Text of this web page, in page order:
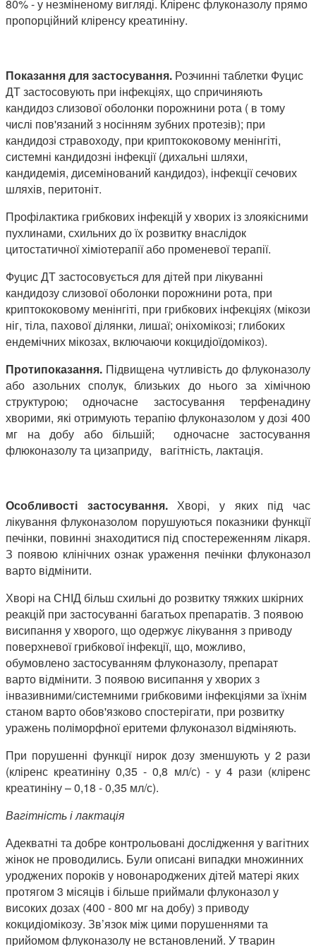
80% - у незміненому вигляді. Кліренс флуконазолу прямо
пропорційний кліренсу креатиніну.
Показання для застосування. Розчинні таблетки Фуцис
ДТ застосовують при інфекціях, що спричиняють
кандидоз слизової оболонки порожнини рота ( в тому
числі пов'язаний з носінням зубних протезів); при
кандидозі стравоходу, при криптококовому менінгіті,
системні кандидозні інфекції (дихальні шляхи,
кандидемія, дисемінований кандидоз), інфекції сечових
шляхів, перитоніт.
Профілактика грибкових інфекцій у хворих із злоякісними
пухлинами, схильних до їх розвитку внаслідок
цитостатичної хіміотерапії або променевої терапії.
Фуцис ДТ застосовується для дітей при лікуванні
кандидозу слизової оболонки порожнини рота, при
криптококовому менінгіті, при грибкових інфекціях (мікози
ніг, тіла, пахової ділянки, лишаї; оніхомікозі; глибоких
ендемічних мікозах, включаючи кокцидіоїдомікоз).
Протипоказання. Підвищена чутливість до флуконазолу
або азольних сполук, близьких до нього за хімічною
структурою; одночасне застосування терфенадину
хворими, які отримують терапію флуконазолом у дозі 400
мг на добу або більшій; одночасне застосування
флюконазолу та цизаприду, вагітність, лактація.
Особливості застосування.Хворі, у яких під час
лікування флуконазолом порушуються показники функції
печінки, повинні знаходитися під спостереженням лікаря.
З появою клінічних ознак ураження печінки флуконазол
варто відмінити.
Хворі на СНІД більш схильні до розвитку тяжких шкірних
реакцій при застосуванні багатьох препаратів. З появою
висипання у хворого, що одержує лікування з приводу
поверхневої грибкової інфекції, що, можливо,
обумовлено застосуванням флуконазолу, препарат
варто відмінити. З появою висипання у хворих з
інвазивними/системними грибковими інфекціями за їхнім
станом варто обов'язково спостерігати, при розвитку
уражень поліморфної еритеми флуконазол відміняють.
При порушенні функції нирок дозу зменшують у 2 рази
(кліренс креатиніну 0,35 - 0,8 мл/с) - у 4 рази (кліренс
креатиніну – 0,18 - 0,35 мл/с).
Вагітність і лактація
Адекватні та добре контрольовані дослідження у вагітних
жінок не проводились. Були описані випадки множинних
уроджених пороків у новонароджених дітей матері яких
протягом 3 місяців і більше приймали флуконазол у
високих дозах (400 - 800 мг на добу) з приводу
кокцидіомікозу. Зв’язок між цими порушеннями та
прийомом флуконазолу не встановлений. У тварин